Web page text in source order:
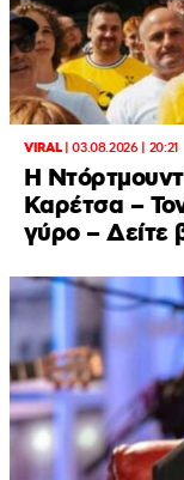
VIRAL|03.08.2026 | 20:21
Η
Καρέτσα –
γύρο – Δείτε